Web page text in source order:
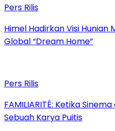
Pers Rilis
Himel Hadirkan Visi
Global “Dream Home”
Pers Rilis
FAMILIARITÉ: Ketika
Sebuah Karya Puitis